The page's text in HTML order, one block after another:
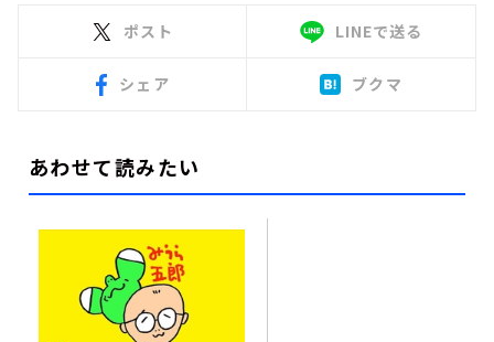
ポスト LINEで送る
シェア ブクマ
あわせて読みたい